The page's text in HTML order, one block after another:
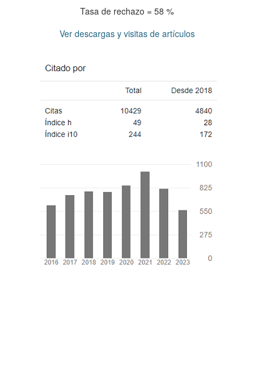
Tasa de rechazo = 58 %
Ver descargas y visitas de artículos